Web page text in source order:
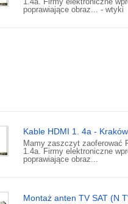
poprawiające obraz... - wtyki
Kable HDMI 1. 4a - Kraków
Mamy zaszczyt zaoferować
1.4a. Firmy elektroniczne
poprawiające obraz...
Montaż anten TV SAT (N